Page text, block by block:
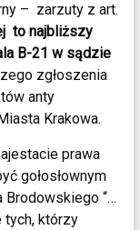
– zarzuty z art.
to najbliższy
B-21 w sądzie
zgłoszenia
anty
Krakowa.
prawa
gołosłownym
Brodowskiego “…
tych, którzy